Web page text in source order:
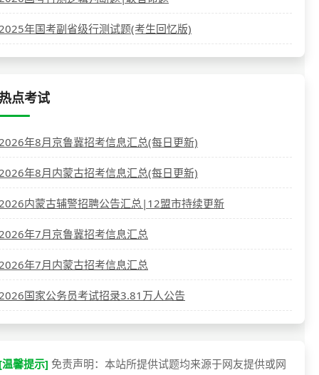
年国考副省级行测试题(考生回忆版)
点考试
年8月京鲁冀招考信息汇总(每日更新)
年8月内蒙古招考信息汇总(每日更新)
内蒙古辅警招聘公告汇总|12盟市持续更新
年7月京鲁冀招考信息汇总
年7月内蒙古招考信息汇总
国家公务员考试招录3.81万人公告
馨提示] 免责声明：本站所提供试题均来源于网友提供或网